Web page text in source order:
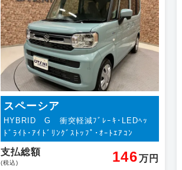
スペーシア
HYBRID G 衝突軽減ﾌﾞﾚｰｷ･LEDﾍｯ
ﾄﾞﾗｲﾄ･ｱｲﾄﾞﾘﾝｸﾞｽﾄｯﾌﾟ･ｵｰﾄｴｱｺﾝ
支払総額
(税込) 146万円